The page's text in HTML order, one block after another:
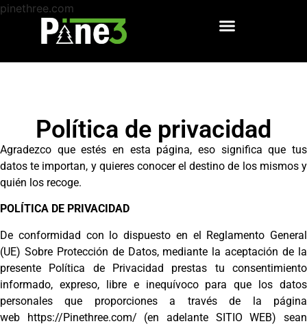
pinethree.com
Política de privacidad
Agradezco que estés en esta página, eso significa que tus
datos te importan, y quieres conocer el destino de los mismos y
quién los recoge.
POLÍTICA DE PRIVACIDAD
De conformidad con lo dispuesto en el Reglamento General
(UE) Sobre Protección de Datos, mediante la aceptación de la
presente Política de Privacidad prestas tu consentimiento
informado, expreso, libre e inequívoco para que los datos
personales que proporciones a través de la página
web https://Pinethree.com/ (en adelante SITIO WEB) sean